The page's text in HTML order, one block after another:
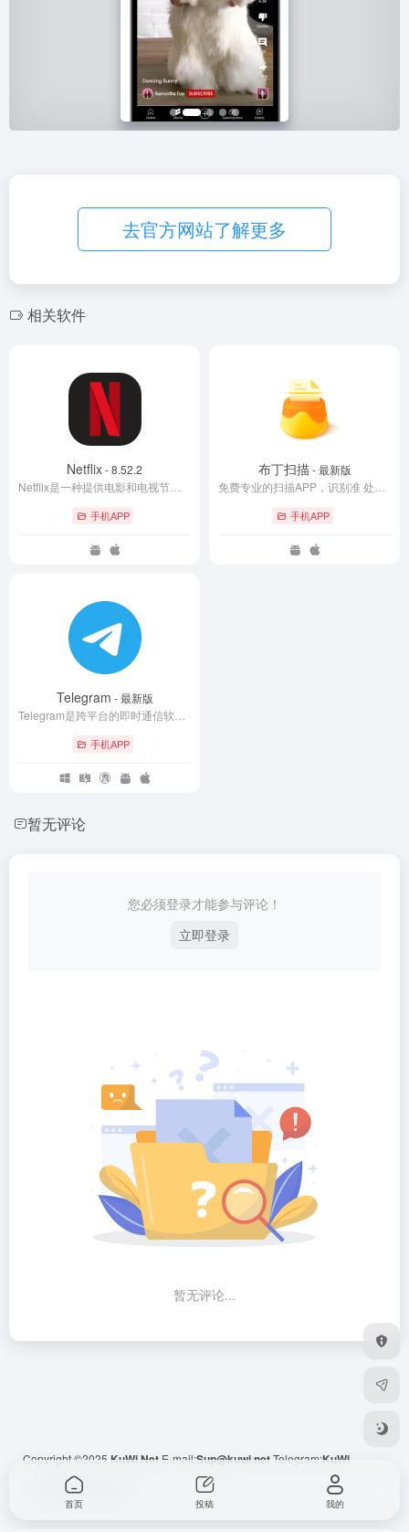
去官方网站了解更多
相关软件
Netflix- 8.52.2
手机APP
布丁扫描- 最新版
手机APP
Telegram - 最新版
手机APP
暂无评论
您必须登录才能参与评论！
立即登录
暂无评论...
Copyright ©2025 KuWi.Net E-mail:Sup@kuwi.netTelegram:KuWi
OneNav
首页 投稿 我的